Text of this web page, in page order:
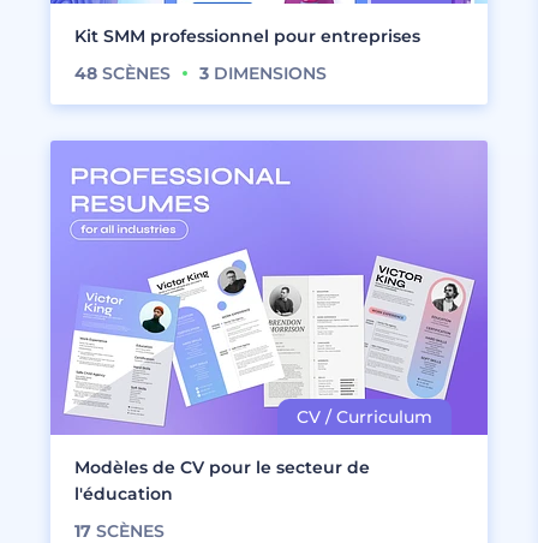
Kit SMM professionnel pour entreprises
48 SCÈNES 3 DIMENSIONS
Modèles de CV pour le secteur de
l'éducation
17 SCÈNES